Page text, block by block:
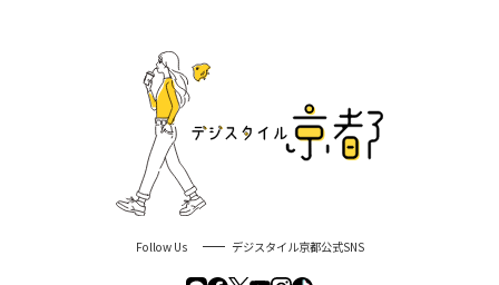
Follow Us デジスタイル京都公式SNS